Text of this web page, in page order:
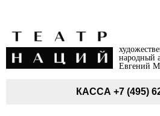
народный
Евгений
КАССА +7 (495)